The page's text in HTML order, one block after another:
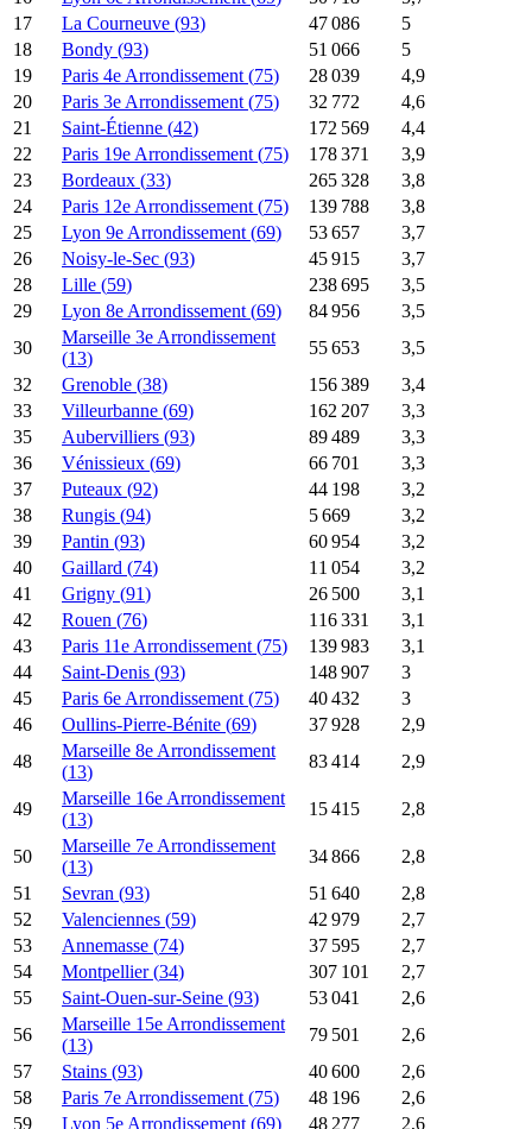
17
La Courneuve (93) 47 086
5
18
Bondy (93) 51 066
5
19
Paris 4e Arrondissement (75) 28 039
4,9
20
Paris 3e Arrondissement (75) 32 772
4,6
21
Saint-Étienne (42) 172 569
4,4
22
Paris 19e Arrondissement (75) 178 371
3,9
23
Bordeaux (33) 265 328
3,8
24
Paris 12e Arrondissement (75) 139 788
3,8
25
Lyon 9e Arrondissement (69) 53 657
3,7
26
Noisy-le-Sec (93) 45 915
3,7
28
Lille (59) 238 695
3,5
29
Lyon 8e Arrondissement (69) 84 956
3,5
30
Marseille 3e Arrondissement
(13)
55 653
3,5
32
Grenoble (38) 156 389
3,4
33
Villeurbanne (69) 162 207
3,3
35
Aubervilliers (93) 89 489
3,3
36
Vénissieux (69) 66 701
3,3
37
Puteaux (92) 44 198
3,2
38
Rungis (94) 5 669
3,2
39
Pantin (93) 60 954
3,2
40
Gaillard (74) 11 054
3,2
41
Grigny (91) 26 500
3,1
42
Rouen (76) 116 331
3,1
43
Paris 11e Arrondissement (75) 139 983
3,1
44
Saint-Denis (93) 148 907
3
45
Paris 6e Arrondissement (75) 40 432
3
46
Oullins-Pierre-Bénite (69) 37 928
2,9
48
Marseille 8e Arrondissement
(13)
83 414 2,9
49
Marseille 16e Arrondissement
(13)
15 415 2,8
50
Marseille 7e Arrondissement
(13)
34 866
2,8
51
Sevran (93) 51 640
2,8
52
Valenciennes (59) 42 979
2,7
53
Annemasse (74) 37 595
2,7
54
Montpellier (34) 307 101
2,7
55
Saint-Ouen-sur-Seine (93) 53 041
2,6
56
Marseille 15e Arrondissement
(13)
79 501
2,6
57
Stains (93) 40 600
2,6
58
Paris 7e Arrondissement (75) 48 196
2,6
59
Lyon 5e Arrondissement (69) 48 277 2,6